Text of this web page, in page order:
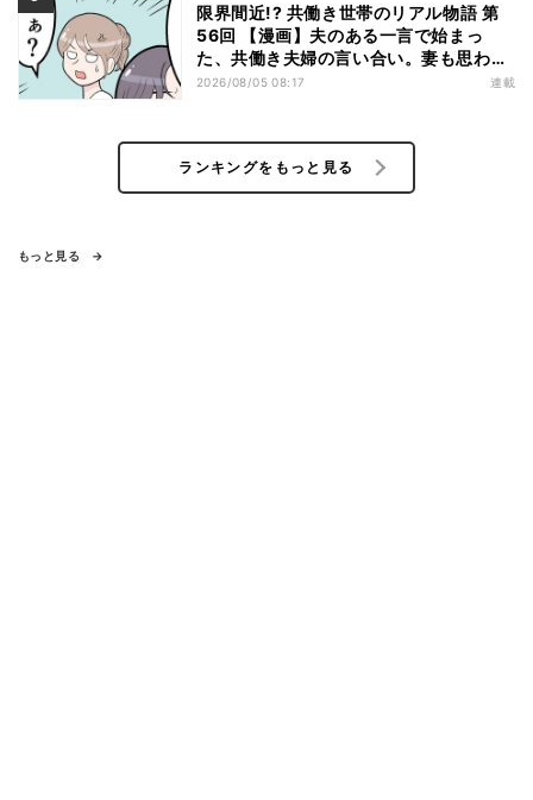
限界間近!? 共働き世帯のリアル物語 第
56回 【漫画】夫のある一言で始まっ
た、共働き夫婦の言い合い。妻も思わ
ず…
2026/08/05 08:17 連載
ランキングをもっと見る
もっと見る